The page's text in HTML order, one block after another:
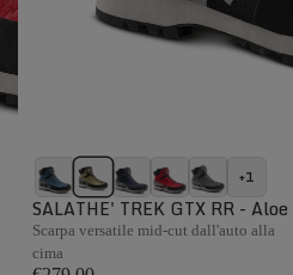
+1
SALATHE' TREK GTX RR - Aloe
Scarpa versatile mid-cut dall'auto alla
cima